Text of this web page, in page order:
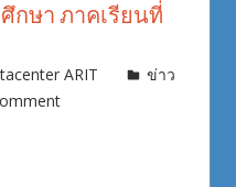
ชีพ
ษา ภาคเรียนที่
ARIT
ข่าว